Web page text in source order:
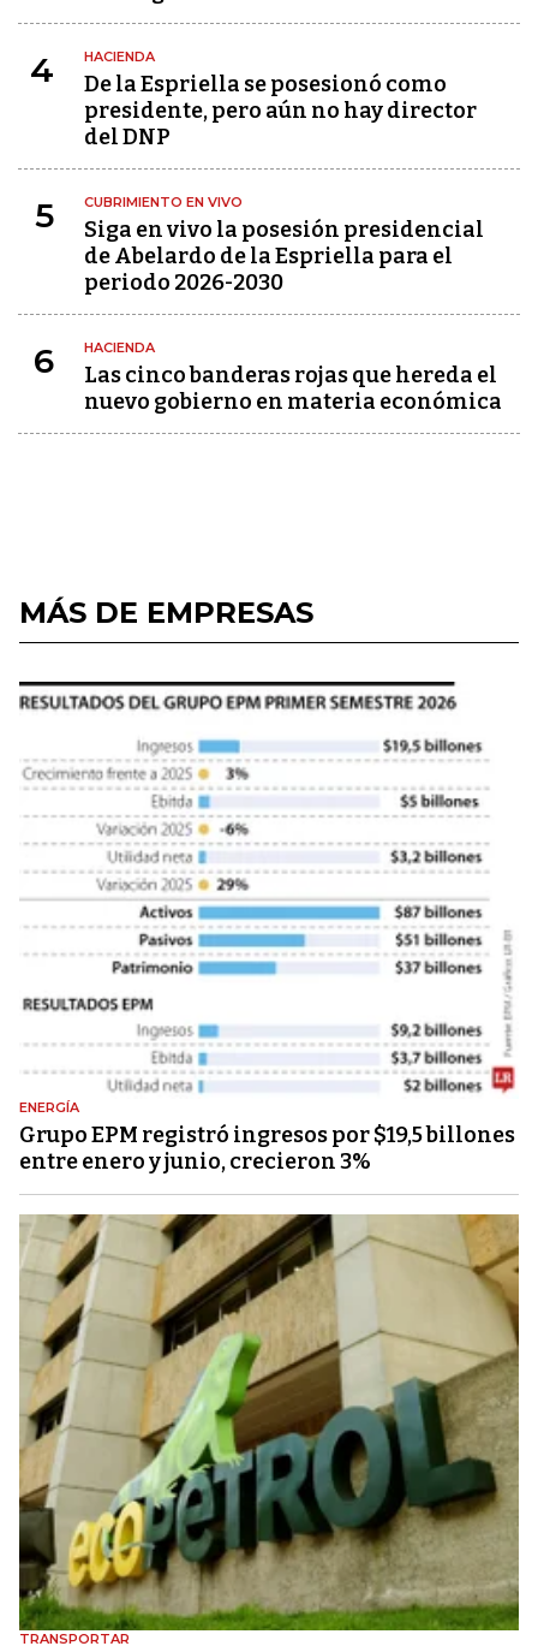
4 HACIENDA
De la Espriella se posesionó como
presidente, pero aún no hay director
del DNP
5 CUBRIMIENTO EN VIVO
Siga en vivo la posesión presidencial
de Abelardo de la Espriella para el
periodo 2026-2030
6 HACIENDA
Las cinco banderas rojas que hereda el
nuevo gobierno en materia económica
MÁS DE EMPRESAS
ENERGÍA
Grupo EPM registró ingresos por $19,5 billones
entre enero y junio, crecieron 3%
TRANSPORTAR